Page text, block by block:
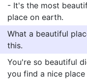
- It's the most
place on earth.
What a beautiful
this.
You're so beautiful
you find a nice place